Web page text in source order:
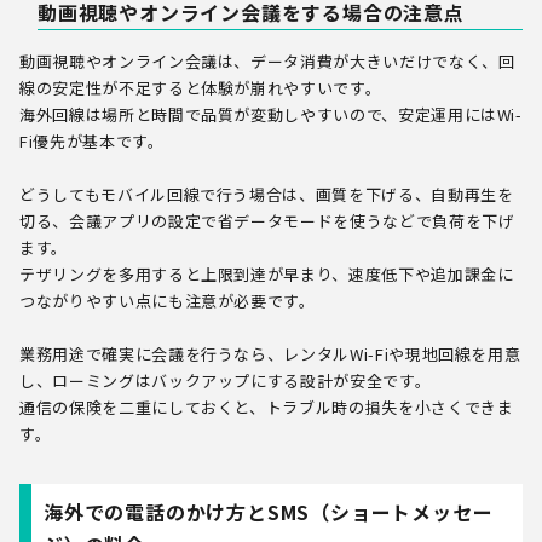
動画視聴やオンライン会議をする場合の注意点
動画視聴やオンライン会議は、データ消費が大きいだけでなく、回
線の安定性が不足すると体験が崩れやすいです。
海外回線は場所と時間で品質が変動しやすいので、安定運用にはWi-
Fi優先が基本です。
どうしてもモバイル回線で行う場合は、画質を下げる、自動再生を
切る、会議アプリの設定で省データモードを使うなどで負荷を下げ
ます。
テザリングを多用すると上限到達が早まり、速度低下や追加課金に
つながりやすい点にも注意が必要です。
業務用途で確実に会議を行うなら、レンタルWi-Fiや現地回線を用意
し、ローミングはバックアップにする設計が安全です。
通信の保険を二重にしておくと、トラブル時の損失を小さくできま
す。
海外での電話のかけ方とSMS（ショートメッセー